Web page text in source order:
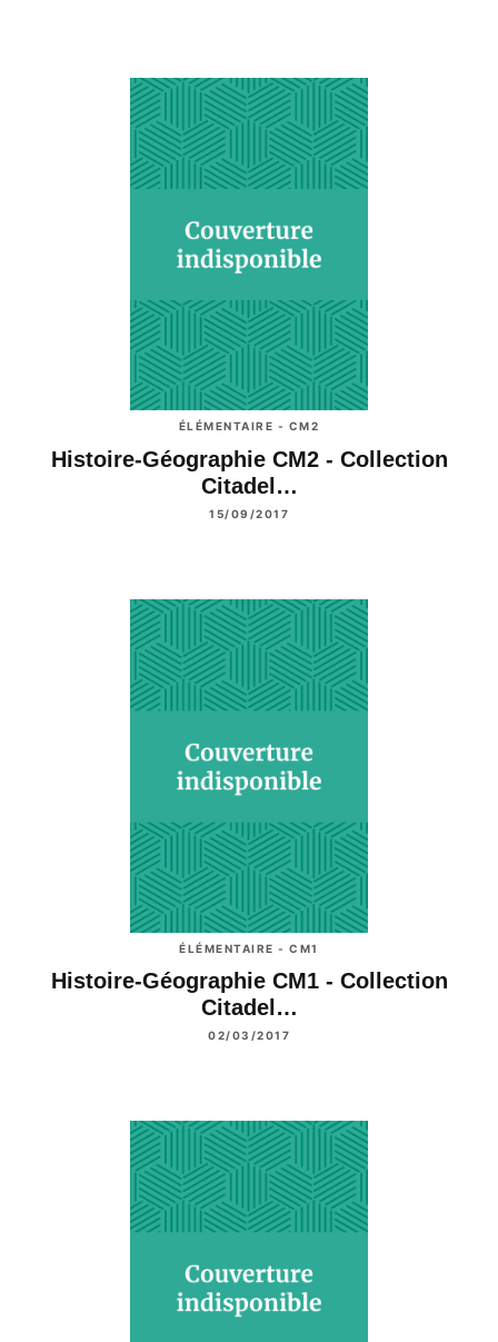
ÉLÉMENTAIRE - CM2
Histoire-Géographie CM2 - Collection
Citadel…
15/09/2017
ÉLÉMENTAIRE - CM1
Histoire-Géographie CM1 - Collection
Citadel…
02/03/2017